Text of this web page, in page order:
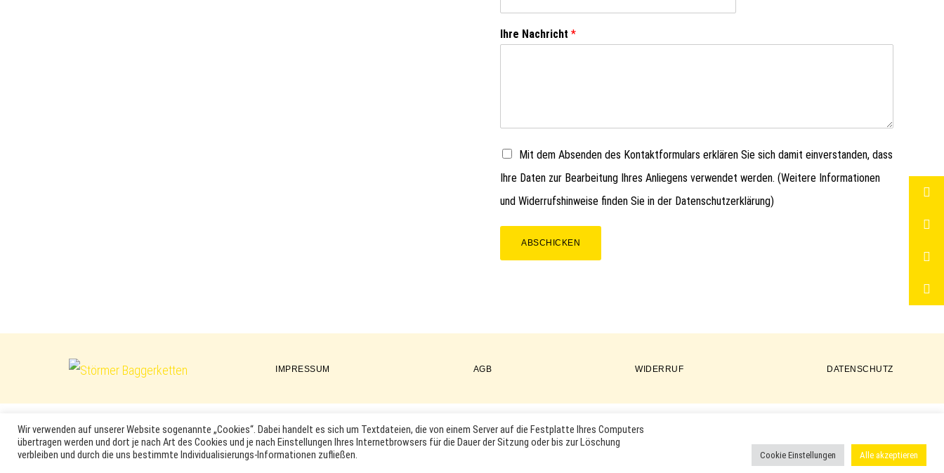
Ihre Nachricht *
Mit dem Absenden des Kontaktformulars erklären Sie sich damit einverstanden, dass
Ihre Daten zur Bearbeitung Ihres Anliegens verwendet werden. (Weitere Informationen
und Widerrufshinweise finden Sie in der Datenschutzerklärung)
ABSCHICKEN
Baggerketten
IMPRESSUM AGB WIDERRUF DATENSCHUTZ
COPYRIGHT © 2026 · WORDPRESS ·LOG IN
MARKEN, ERSATZTEILNUMMERN, PRODUKTNAMEN SOWIE PRODUKTABBILDUNGEN UND LOGOS WERDEN NUR ZUR IDENTIFIKATION DER PRODUKTE VERWENDET UND KÖNNEN EINGETRAGENE MARKEN
DER ENTSPRECHENDEN HERSTELLER SEIN. VERWENDETE MARKEN- UND PRODUKTNAMEN SIND HANDELSMARKEN, WARENZEICHEN ODER EINGETRAGENE WARENZEICHEN DER ENTSPRECHENDEN
Wir verwenden auf unserer Website sogenannte „Cookies“. Dabei handelt es sich um Textdateien, die von einem Server auf die Festplatte Ihres Computers
übertragen werden und dort je nach Art des Cookies und je nach Einstellungen Ihres Internetbrowsers für die Dauer der Sitzung oder bis zur Löschung
verbleiben und durch die uns bestimmte Individualisierungs-Informationen zufließen.
Cookie Einstellungen Alle akzeptieren